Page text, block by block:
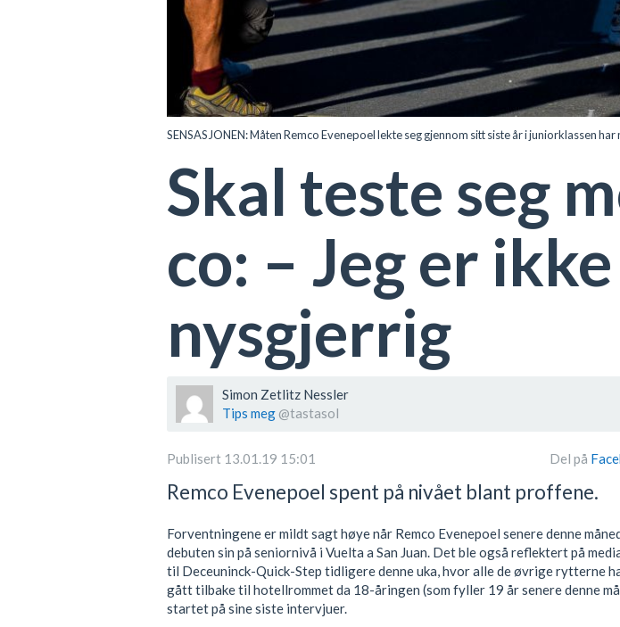
SENSASJONEN: Måten Remco Evenepoel lekte seg gjennom sitt siste år i juniorklassen
Skal teste seg
co: – Jeg er
nysgjerrig
Simon Zetlitz Nessler
Tips meg @tastasol
Publisert 13.01.19 15:01 Del på
Remco Evenepoel spent på nivået blant proffene.
Forventningene er mildt sagt høye når Remco Evenepoel senere denne
debuten sin på seniornivå i Vuelta a San Juan. Det ble også reflektert på
til Deceuninck-Quick-Step tidligere denne uka, hvor alle de øvrige rytterne
gått tilbake til hotellrommet da 18-åringen (som fyller 19 år senere denne
startet på sine siste intervjuer.